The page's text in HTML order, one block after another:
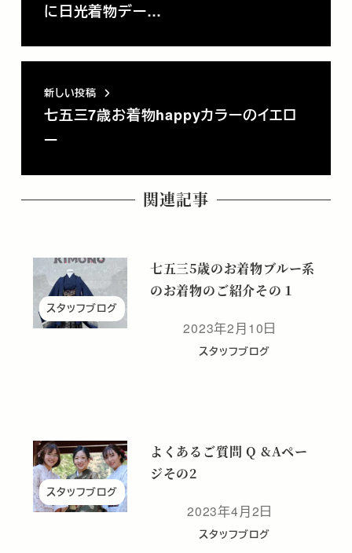
に日光着物デー…
新しい投稿
七五三7歳お着物happyカラーのイエロ
ー
関連記事
スタッフブログ
七五三5歳のお着物ブルー系
のお着物のご紹介その１
投稿日
2023年2月10日
スタッフブログ
スタッフブログ
よくあるご質問 Q &Aペー
ジその2
投稿日
2023年4月2日
スタッフブログ